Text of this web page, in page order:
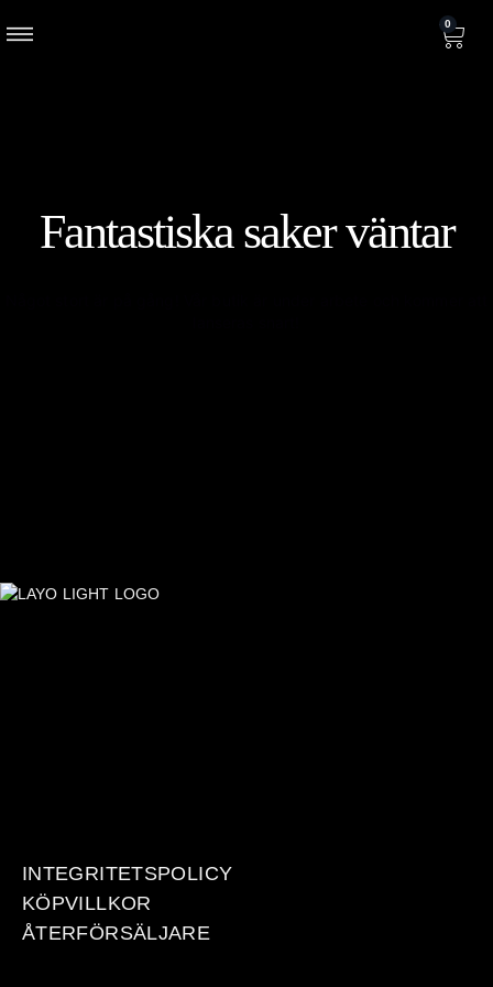
0
Fantastiska saker väntar
INTEGRITETSPOLICY
KÖPVILLKOR
ÅTERFÖRSÄLJARE